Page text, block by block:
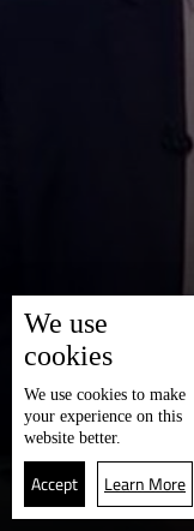
We use
cookies
We use cookies to make
your experience on this
website better.
Accept Learn More